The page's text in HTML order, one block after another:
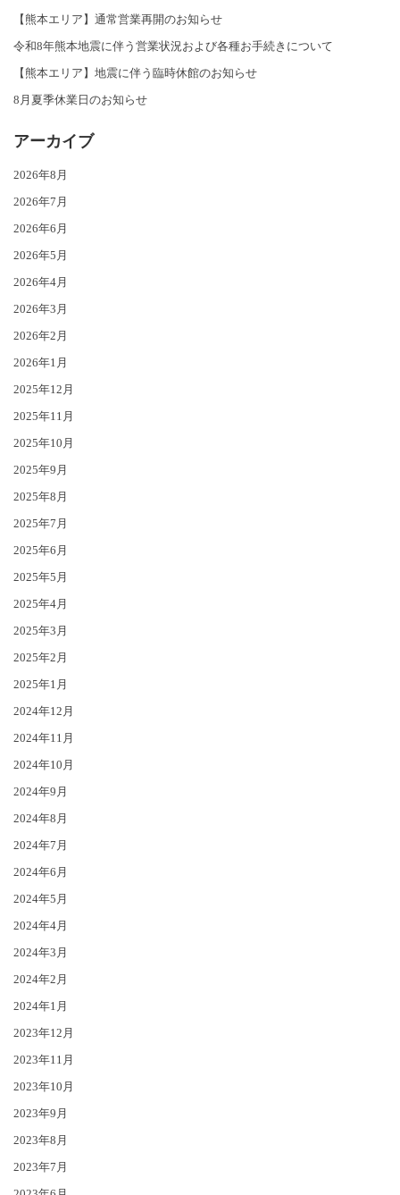
【熊本エリア】通常営業再開のお知らせ
令和8年熊本地震に伴う営業状況および各種お手続きについて
【熊本エリア】地震に伴う臨時休館のお知らせ
8月夏季休業日のお知らせ
アーカイブ
2026年8月
2026年7月
2026年6月
2026年5月
2026年4月
2026年3月
2026年2月
2026年1月
2025年12月
2025年11月
2025年10月
2025年9月
2025年8月
2025年7月
2025年6月
2025年5月
2025年4月
2025年3月
2025年2月
2025年1月
2024年12月
2024年11月
2024年10月
2024年9月
2024年8月
2024年7月
2024年6月
2024年5月
2024年4月
2024年3月
2024年2月
2024年1月
2023年12月
2023年11月
2023年10月
2023年9月
2023年8月
2023年7月